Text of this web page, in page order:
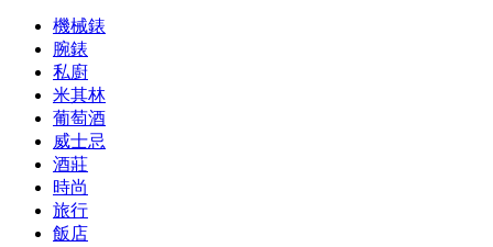
機械錶
腕錶
私廚
米其林
葡萄酒
威士忌
酒莊
時尚
旅行
飯店